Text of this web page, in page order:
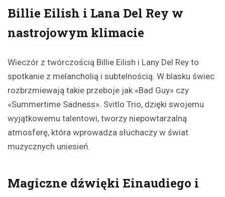
Billie Eilish i Lana Del Rey w
nastrojowym klimacie
Wieczór z twórczością Billie Eilish i Lany Del Rey to
spotkanie z melancholią i subtelnością. W blasku świec
rozbrzmiewają takie przeboje jak «Bad Guy» czy
«Summertime Sadness». Svitlo Trio, dzięki swojemu
wyjątkowemu talentowi, tworzy niepowtarzalną
atmosferę, która wprowadza słuchaczy w świat
muzycznych uniesień.
Magiczne dźwięki Einaudiego i